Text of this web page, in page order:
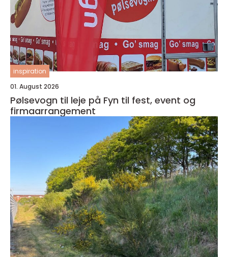
inspiration
01. August 2026
Pølsevogn til leje på Fyn til fest, event og
firmaarrangement